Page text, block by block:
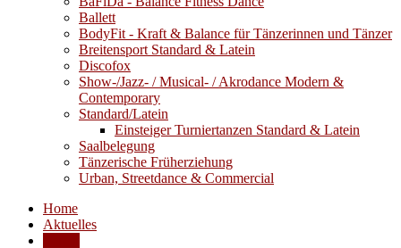
Ballett
BodyFit - Kraft & Balance für Tänzerinnen und Tänzer
Breitensport Standard & Latein
Discofox
Show-/Jazz- / Musical- / Akrodance Modern &
Contemporary
Standard/Latein
Einsteiger Turniertanzen Standard & Latein
Saalbelegung
Tänzerische Früherziehung
Urban, Streetdance & Commercial
Home
Aktuelles